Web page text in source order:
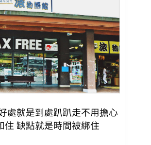
處就是到處趴趴走不用擔心
住 缺點就是時間被綁住